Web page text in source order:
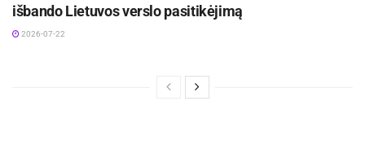
išbando Lietuvos verslo pasitikėjimą
2026-07-22